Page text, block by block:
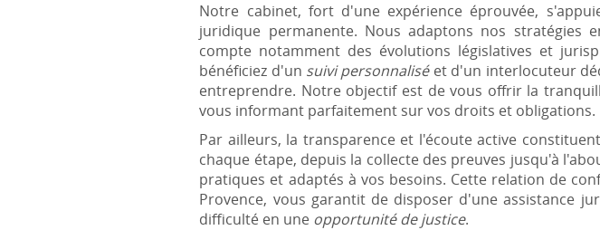
Notre cabinet, fort d'une expérience éprouvée,
juridique permanente. Nous adaptons nos stratégies
compte notamment des évolutions législatives et
bénéficiez d'un suivi personnaliséet d'un interlocuteur
entreprendre. Notre objectif est de vous offrir la
vous informant parfaitement sur vos droits et obligations.
Par ailleurs, la transparence et l'écoute active
chaque étape, depuis la collecte des preuves jusqu'à
pratiques et adaptés à vos besoins. Cette relation de
Provence, vous garantit de disposer d'une assistance
difficulté en une opportunité de justice.